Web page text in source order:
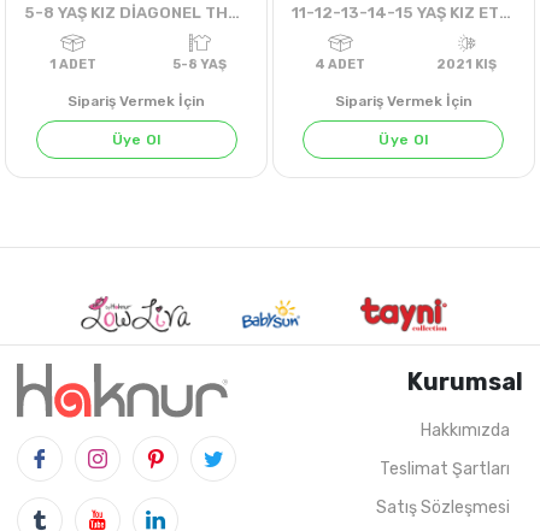
5-8 YAŞ KIZ DİAGONEL THANKFUL AYICIK SWEAT
1 ADET
Sipariş Vermek İçin
Üye Ol
11-12-13-14-15 YAŞ KIZ ETEK UCU BAĞLAMALI EKOSE GÖMLEK
ADET 2021
Sipariş Vermek İçin
Üye Ol
Kurumsal
Hakkımızda
Teslimat Şartları
Satış Sözleşmesi